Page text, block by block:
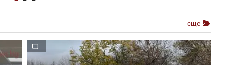
още